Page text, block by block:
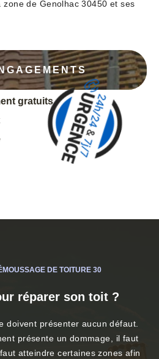
de Genolhac 30450 et ses
gratuits
DE TOITURE 30
réparer son toit ?
doivent présenter aucun défaut.
présente un dommage, il faut
atteindre certaines zones afin